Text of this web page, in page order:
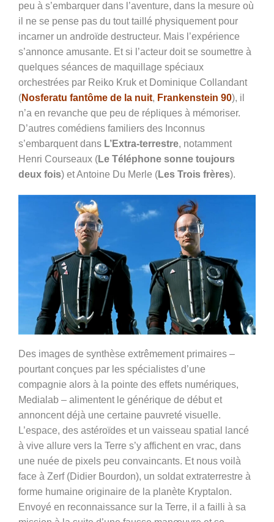
peu à s’embarquer dans l’aventure, dans la mesure où
il ne se pense pas du tout taillé physiquement pour
incarner un androïde destructeur. Mais l’expérience
s’annonce amusante. Et si l’acteur doit se soumettre à
quelques séances de maquillage spéciaux
orchestrées par Reiko Kruk et Dominique Collandant
(Nosferatu fantôme de la nuit, Frankenstein 90), il
n’a en revanche que peu de répliques à mémoriser.
D’autres comédiens familiers des Inconnus
s’embarquent dans L’Extra-terrestre, notamment
Henri Courseaux (Le Téléphone sonne toujours
deux fois) et Antoine Du Merle (Les Trois frères).
Des images de synthèse extrêmement primaires –
pourtant conçues par les spécialistes d’une
compagnie alors à la pointe des effets numériques,
Medialab – alimentent le générique de début et
annoncent déjà une certaine pauvreté visuelle.
L’espace, des astéroïdes et un vaisseau spatial lancé
à vive allure vers la Terre s’y affichent en vrac, dans
une nuée de pixels peu convaincants. Et nous voilà
face à Zerf (Didier Bourdon), un soldat extraterrestre à
forme humaine originaire de la planète Kryptalon.
Envoyé en reconnaissance sur la Terre, il a failli à sa